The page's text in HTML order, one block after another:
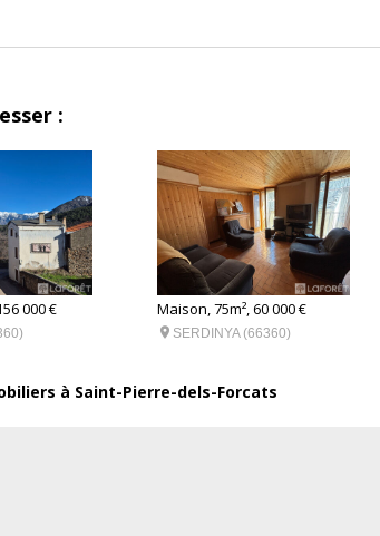
tout au long de leur vie immobilière (location,
:
000 € Maison, 75m², 60 000 €
 SERDINYA (66360)
à Saint-Pierre-dels-Forcats